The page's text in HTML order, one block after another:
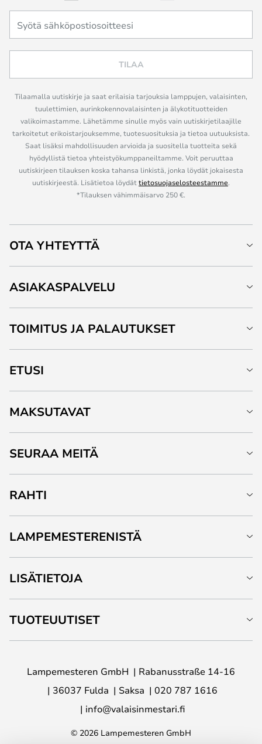
TILAA
Tilaamalla uutiskirje ja saat erilaisia tarjouksia lamppujen, valaisinten,
tuulettimien, aurinkokennovalaisinten ja älykotituotteiden
valikoimastamme. Lähetämme sinulle myös vain uutiskirjetilaajille
tarkoitetut erikoistarjouksemme, tuotesuosituksia ja tietoa uutuuksista.
Saat lisäksi mahdollisuuden arvioida ja suositella tuotteita sekä
hyödyllistä tietoa yhteistyökumppaneiltamme. Voit peruuttaa
uutiskirjeen tilauksen koska tahansa linkistä, jonka löydät jokaisesta
uutiskirjeestä. Lisätietoa löydättietosuojaselosteestamme.
*Tilauksen vähimmäisarvo 250 €.
OTA YHTEYTTÄ
ASIAKASPALVELU
TOIMITUS JA PALAUTUKSET
ETUSI
MAKSUTAVAT
SEURAA MEITÄ
RAHTI
LAMPEMESTERENISTÄ
LISÄTIETOJA
TUOTEUUTISET
Lampemesteren GmbH
Rabanusstraße 14-16
36037 Fulda
Saksa
020 787 1616
info@valaisinmestari.fi
© 2026 Lampemesteren GmbH